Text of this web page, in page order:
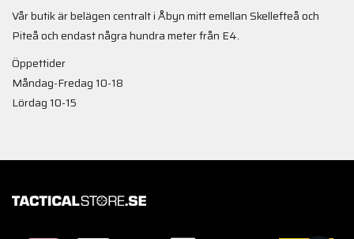
Vår butik är belägen centralt i Åbyn mitt emellan Skellefteå och
Piteå och endast några hundra meter från E4.
Öppettider
Måndag-Fredag 10-18
Lördag 10-15